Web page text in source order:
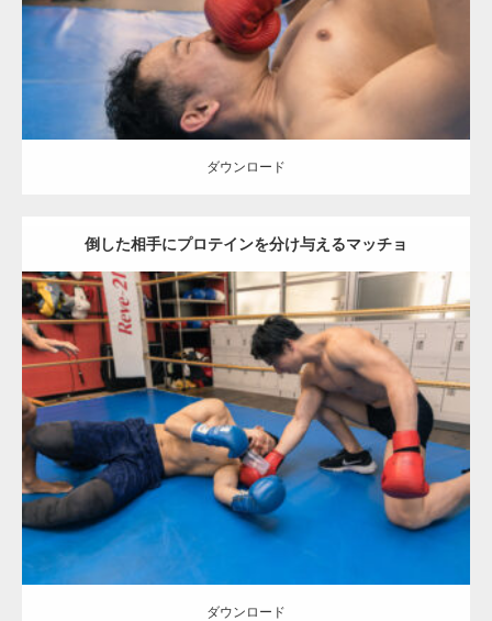
ダウンロード
ダウンロード
倒した相手にプロテインを分け与えるマッチョ
Update:2023.06.4
Category:ボクシングのマッチョ オレンジの人 SOSUKE 外資系筋肉
肩 殴られマッチョ 闘うマッチョ 高田馬場（東京）
ダウンロード
ダウンロード